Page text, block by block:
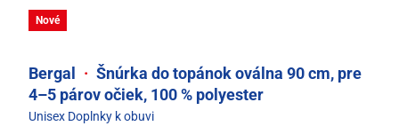
Nové
Bergal · Šnúrka do topánok oválna 90 cm, pre
4–5 párov očiek, 100 % polyester
Unisex Doplnky k obuvi